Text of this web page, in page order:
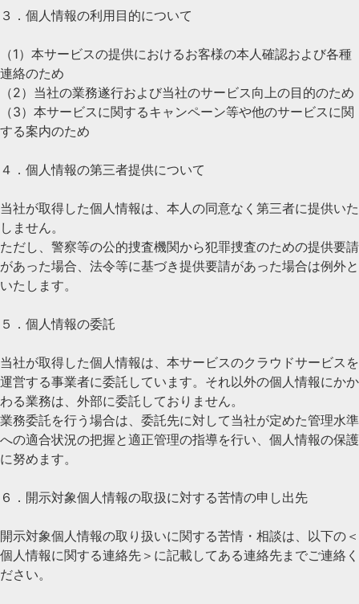
３．個人情報の利用目的について
（1）本サービスの提供におけるお客様の本人確認および各種
連絡のため
（2）当社の業務遂行および当社のサービス向上の目的のため
（3）本サービスに関するキャンペーン等や他のサービスに関
する案内のため
４．個人情報の第三者提供について
当社が取得した個人情報は、本人の同意なく第三者に提供いた
しません。
ただし、警察等の公的捜査機関から犯罪捜査のための提供要請
があった場合、法令等に基づき提供要請があった場合は例外と
いたします。
５．個人情報の委託
当社が取得した個人情報は、本サービスのクラウドサービスを
運営する事業者に委託しています。それ以外の個人情報にかか
わる業務は、外部に委託しておりません。
業務委託を行う場合は、委託先に対して当社が定めた管理水準
への適合状況の把握と適正管理の指導を行い、個人情報の保護
に努めます。
６．開示対象個人情報の取扱に対する苦情の申し出先
開示対象個人情報の取り扱いに関する苦情・相談は、以下の＜
個人情報に関する連絡先＞に記載してある連絡先までご連絡く
ださい。